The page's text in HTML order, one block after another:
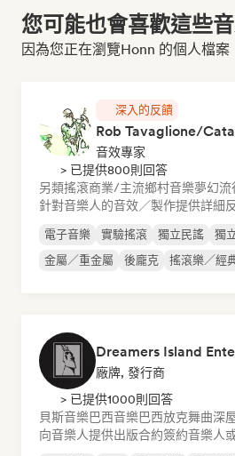
您可能也會喜歡這些
因為您正在瀏覽Honn 的個人檔案
深入的反饋
Rob Tavaglione/
音效專家
> 已提供800則回答
另類搖滾商業/主流鄉村音樂夢幻流
針對音樂人的音效／製作提供詳細
電子音樂 實驗搖滾 獨立民謠 獨
金屬／重金屬
後龐克 搖滾樂／經
Dreamers Island
廠牌, 發行商
> 已提供1000則回答
貝斯音樂巴西音樂巴西放克舞曲深
向音樂人提供出版合約簽約音樂人